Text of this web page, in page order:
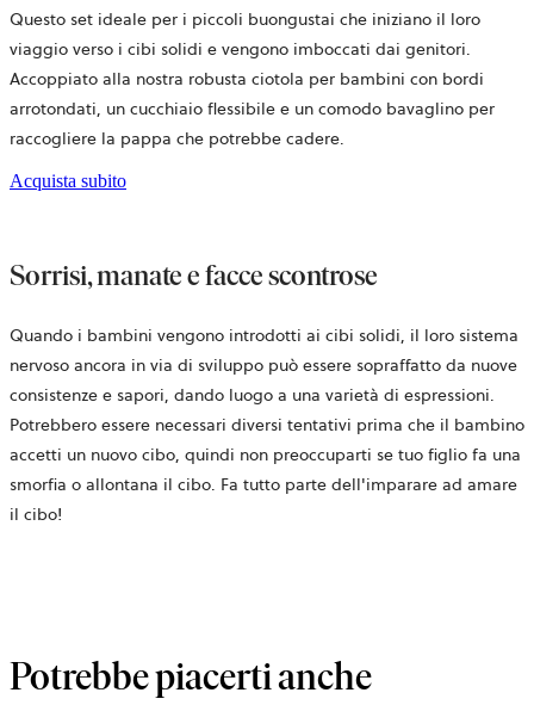
Questo set ideale per i piccoli buongustai che iniziano il loro
viaggio verso i cibi solidi e vengono imboccati dai genitori.
Accoppiato alla nostra robusta ciotola per bambini con bordi
arrotondati, un cucchiaio flessibile e un comodo bavaglino per
raccogliere la pappa che potrebbe cadere.
Acquista subito
Sorrisi, manate e facce scontrose
Quando i bambini vengono introdotti ai cibi solidi, il loro sistema
nervoso ancora in via di sviluppo può essere sopraffatto da nuove
consistenze e sapori, dando luogo a una varietà di espressioni.
Potrebbero essere necessari diversi tentativi prima che il bambino
accetti un nuovo cibo, quindi non preoccuparti se tuo figlio fa una
smorfia o allontana il cibo. Fa tutto parte dell'imparare ad amare
il cibo!
Potrebbe piacerti anche